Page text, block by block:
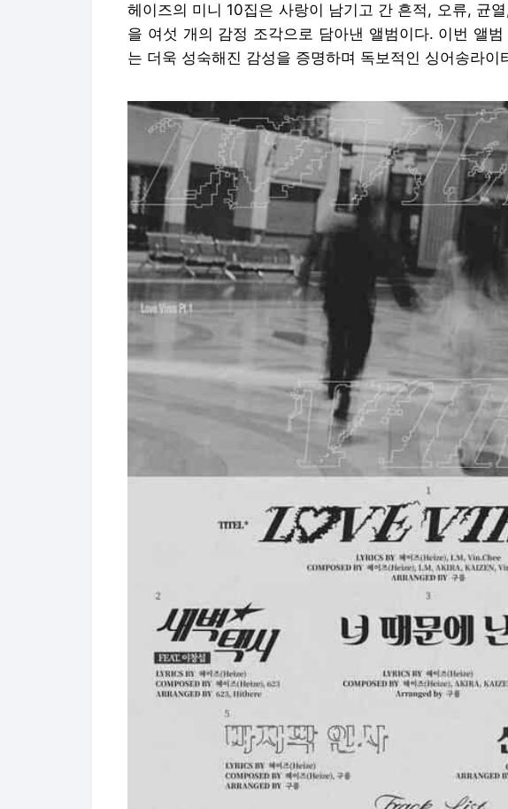
헤이즈의 미니 10집은 사랑이 남기고 간 흔적, 오류, 균
을 여섯 개의 감정 조각으로 담아낸 앨범이다. 이번 앨
는 더욱 성숙해진 감성을 증명하며 독보적인 싱어송라이